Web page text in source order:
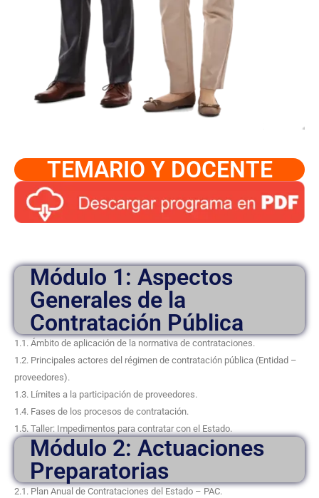
TEMARIO Y DOCENTE
Módulo 1: Aspectos
Generales de la
Contratación Pública
1.1. Ámbito de aplicación de la normativa de contrataciones.
1.2. Principales actores del régimen de contratación pública (Entidad –
proveedores).
1.3. Límites a la participación de proveedores.
1.4. Fases de los procesos de contratación.
1.5. Taller: Impedimentos para contratar con el Estado.
Módulo 2: Actuaciones
Preparatorias
2.1. Plan Anual de Contrataciones del Estado – PAC.